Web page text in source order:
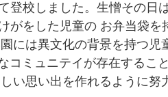
登校しました。生憎その日
がをした児童の お弁当袋を
には異文化の背景を持つ児
コミュニテイが存在するこ
い思い出を作れるように努